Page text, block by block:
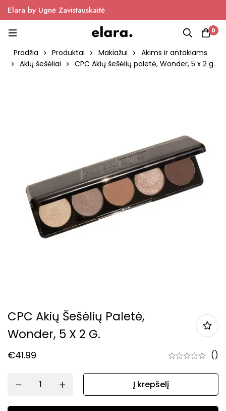
Elara by Ugnė Zavistauskaitė
0
Pradžia Produktai Makiažui
Akims ir antakiams
Akių šešėliai
CPC Akių šešėlių paletė, Wonder, 5 x 2 g.
CPC Akių Šešėlių Paletė,
Wonder, 5 X 2 G.
€41.99 ()
Į krepšelį